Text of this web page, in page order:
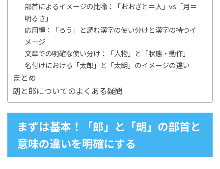
部首によるイメージの比喩：「おおざと＝人」vs「月＝
明るさ」
応用編：「ろう」と読む漢字の使い分けと漢字の持つイ
メージ
文章での明確な使い分け：「人物」と「状態・動作」
名付けにおける「太郎」と「太朗」のイメージの違い
まとめ
朗と郎についてのよくある疑問
まずは基本！「郎」と「朗」の部首と
意味の違いを明確にする